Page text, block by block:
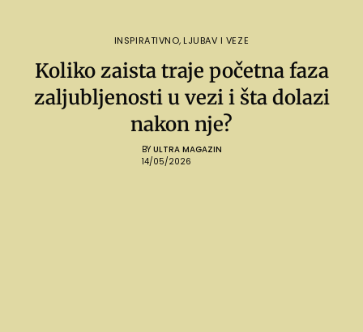
INSPIRATIVNO, LJUBAV I VEZE
Koliko zaista traje početna faza
zaljubljenosti u vezi i šta dolazi
nakon nje?
BY ULTRA MAGAZIN
14/05/2026